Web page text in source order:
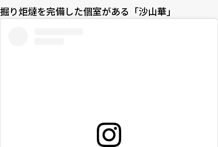
掘り炬燵を完備した個室がある「沙山華」